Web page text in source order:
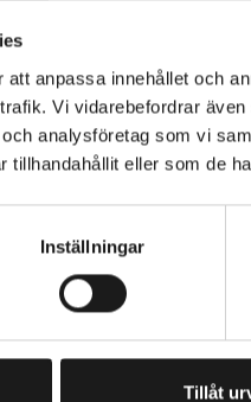
anpassa innehållet och
Vi vidarebefordrar
analysföretag som vi
tillhandahållit eller som de
Inställningar
Tillåt
TNT-kantteknologi
för lågt
gr
PÅ VÅRT NYHETSBREV